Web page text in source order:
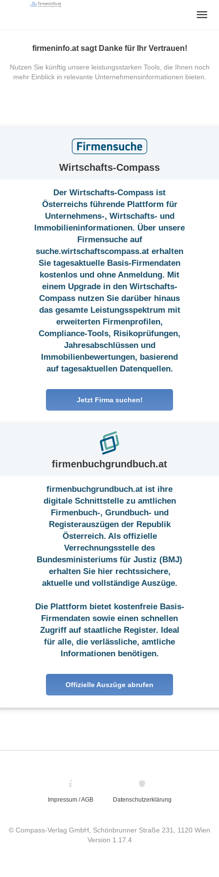
firmeninfo.at sagt Danke für Ihr Vertrauen!
Nutzen Sie künftig unsere leistungsstarken Tools, die Ihnen noch
mehr Einblick in relevante Unternehmensinformationen bieten.
Wirtschafts-Compass
Der Wirtschafts-Compass ist
Österreichs führende Plattform für
Unternehmens-, Wirtschafts- und
Immobilieninformationen. Über unsere
Firmensuche auf
suche.wirtschaftscompass.at erhalten
Sie tagesaktuelle Basis-Firmendaten
kostenlos und ohne Anmeldung. Mit
einem Upgrade in den Wirtschafts-
Compass nutzen Sie darüber hinaus
das gesamte Leistungsspektrum mit
erweiterten Firmenprofilen,
Compliance-Tools, Risikoprüfungen,
Jahresabschlüssen und
Immobilienbewertungen, basierend
auf tagesaktuellen Datenquellen.
Jetzt Firma suchen!
firmenbuchgrundbuch.at
firmenbuchgrundbuch.at ist ihre
digitale Schnittstelle zu amtlichen
Firmenbuch-, Grundbuch- und
Registerauszügen der Republik
Österreich. Als offizielle
Verrechnungsstelle des
Bundesministeriums für Justiz (BMJ)
erhalten Sie hier rechtssichere,
aktuelle und vollständige Auszüge.
Die Plattform bietet kostenfreie Basis-
Firmendaten sowie einen schnellen
Zugriff auf staatliche Register. Ideal
für alle, die verlässliche, amtliche
Informationen benötigen.
Offizielle Auszüge abrufen
Impressum / AGB Datenschutzerklärung
© Compass-Verlag GmbH, Schönbrunner Straße 231, 1120 Wien
Version 1.17.4